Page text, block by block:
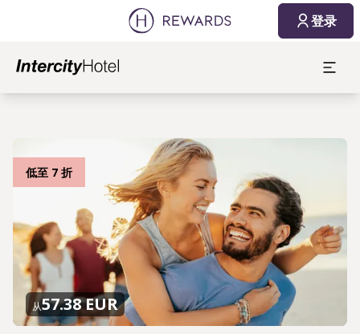
登录
低至 7 折
从57.38 EUR